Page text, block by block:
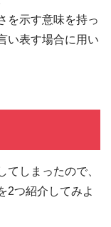
を示す意味を持っ
い表す場合に用い
しまったので、
2つ紹介してみよ